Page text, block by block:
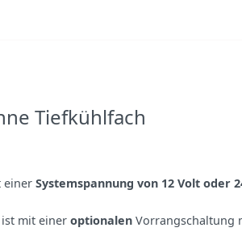
Tiefkühlfach
einer Systemspannung von 12 Volt oder
mit einer optionalen Vorrangschaltung